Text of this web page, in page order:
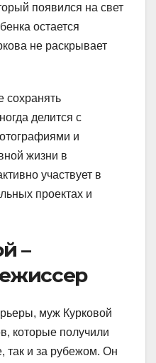
появился на свет
остается
не раскрывает
сохранять
делится с
и
жизни в
участвует в
проектах и
–
муж Курковой
которые получили
так и за рубежом. Он